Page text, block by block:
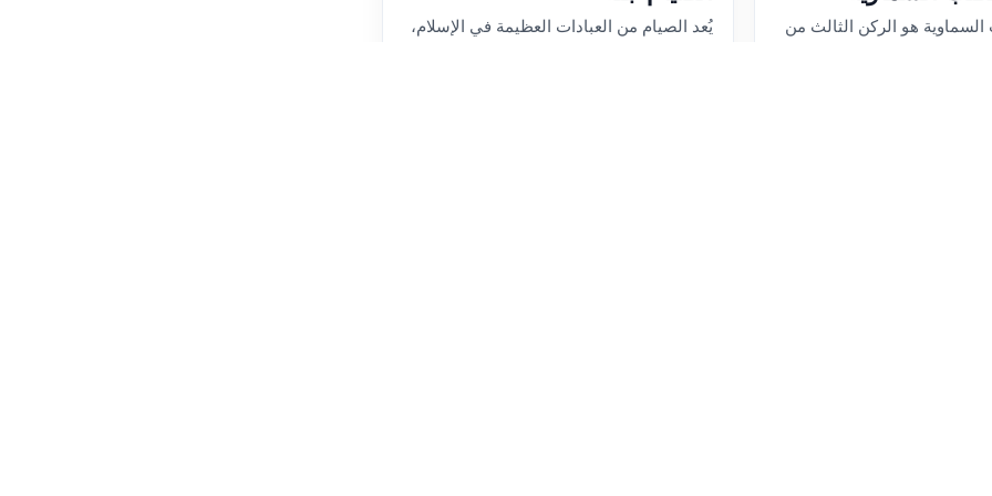
السماوية هو الركن الثالث من
يُعد الصيام من العبادات العظيمة في الإسلام،